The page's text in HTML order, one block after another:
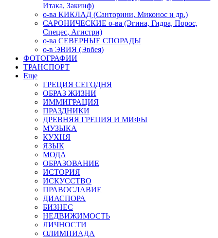
Итака, Закинф)
о-ва КИКЛАД (Санторини, Миконос и др.)
САРОНИЧЕСКИЕ о-ва (Эгина, Гидра, Порос,
Спецес, Агистри)
о-ва СЕВЕРНЫЕ СПОРАДЫ
о-в ЭВИЯ (Эвбея)
ФОТОГРАФИИ
ТРАНСПОРТ
Еще
ГРЕЦИЯ СЕГОДНЯ
ОБРАЗ ЖИЗНИ
ИММИГРАЦИЯ
ПРАЗДНИКИ
ДРЕВНЯЯ ГРЕЦИЯ И МИФЫ
МУЗЫКА
КУХНЯ
ЯЗЫК
МОДА
ОБРАЗОВАНИЕ
ИСТОРИЯ
ИСКУССТВО
ПРАВОСЛАВИЕ
ДИАСПОРА
БИЗНЕС
НЕДВИЖИМОСТЬ
ЛИЧНОСТИ
ОЛИМПИАДА